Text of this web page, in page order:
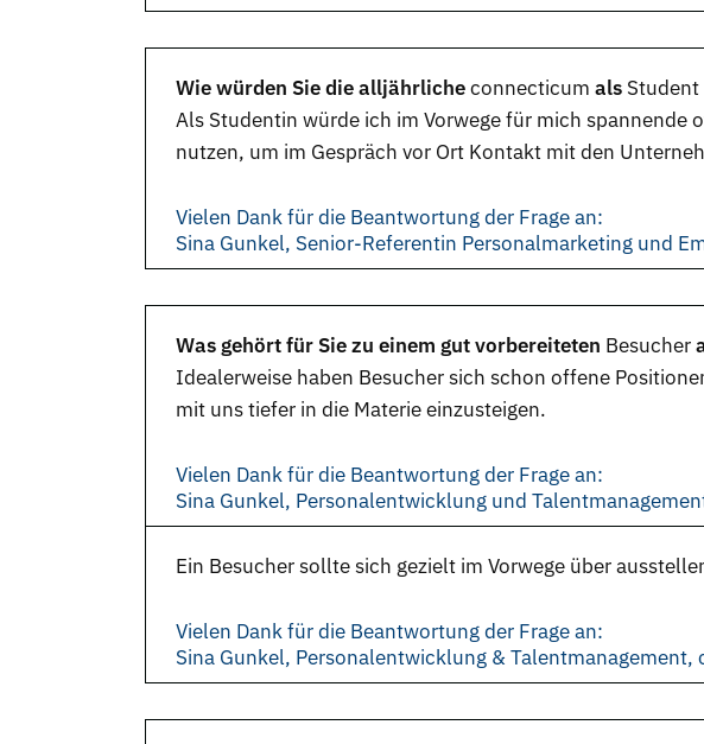
Wie würden Sie die alljährlicheconnecticum als Student
Als Studentin würde ich im Vorwege für mich spannende
nutzen, um im Gespräch vor Ort Kontakt mit den
Vielen Dank für die Beantwortung der Frage an:
Sina Gunkel, Senior-Referentin Personalmarketing und
Was gehört für Sie zu einem gut vorbereiteten Besucher
Idealerweise haben Besucher sich schon offene
mit uns tiefer in die Materie einzusteigen.
Vielen Dank für die Beantwortung der Frage an:
Sina Gunkel, Personalentwicklung und
Ein Besucher sollte sich gezielt im Vorwege über
Vielen Dank für die Beantwortung der Frage an:
Sina Gunkel, Personalentwicklung &